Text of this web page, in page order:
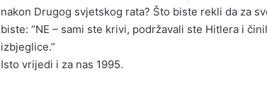
nakon Drugog svjetskog rata? Što biste rekli da za
biste: “NE – sami ste krivi, podržavali ste Hitlera i
izbjeglice.”
Isto vrijedi i za nas 1995.